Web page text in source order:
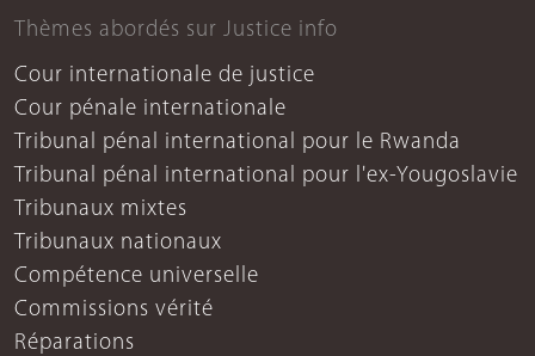
Thèmes abordés sur Justice info
Cour internationale de justice
Cour pénale internationale
Tribunal pénal international pour le Rwanda
Tribunal pénal international pour l'ex-Yougoslavie
Tribunaux mixtes
Tribunaux nationaux
Compétence universelle
Commissions vérité
Réparations